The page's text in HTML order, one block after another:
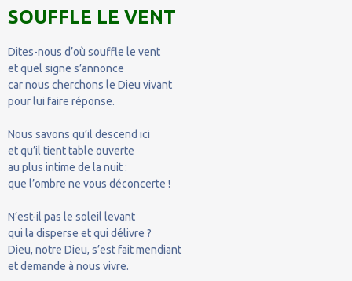
SOUFFLE LE VENT
Dites-nous d’où souffle le vent
et quel signe s’annonce
car nous cherchons le Dieu vivant
pour lui faire réponse.
Nous savons qu’il descend ici
et qu’il tient table ouverte
au plus intime de la nuit :
que l’ombre ne vous déconcerte !
N’est-il pas le soleil levant
qui la disperse et qui délivre ?
Dieu, notre Dieu, s’est fait mendiant
et demande à nous vivre.